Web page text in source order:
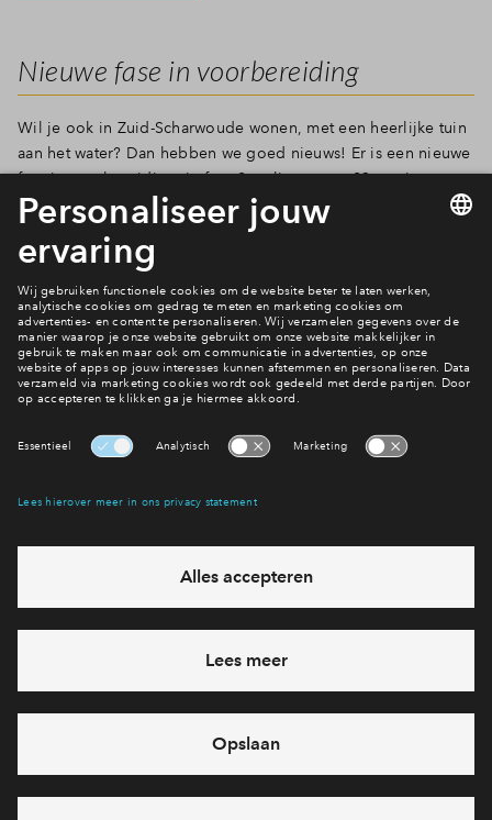
Nieuwe fase in voorbereiding
Wil je ook in Zuid-Scharwoude wonen, met een heerlijke tuin
aan het water? Dan hebben we goed nieuws! Er is een nieuwe
fase in voorbereiding: in fase 2 realiseren we 23 woningen op
een eiland. Allemaal met tuin aan het water! Bouw jij straks
ook je eigen vlonder aan een van de groene oevers in
Westerdel? Bekijk het aanbod en meld je aan als
Nieuwe fase in voorbereiding!
Bekijk het aanbod
eventuele projecten
Ja, ik wil mij aanmelden
Heb je een vraag en wil je direct antwoord? Bel ons op088 -
712 26 42
6 dagen per week beschikbaar (behalve tijdens
feestdagen)